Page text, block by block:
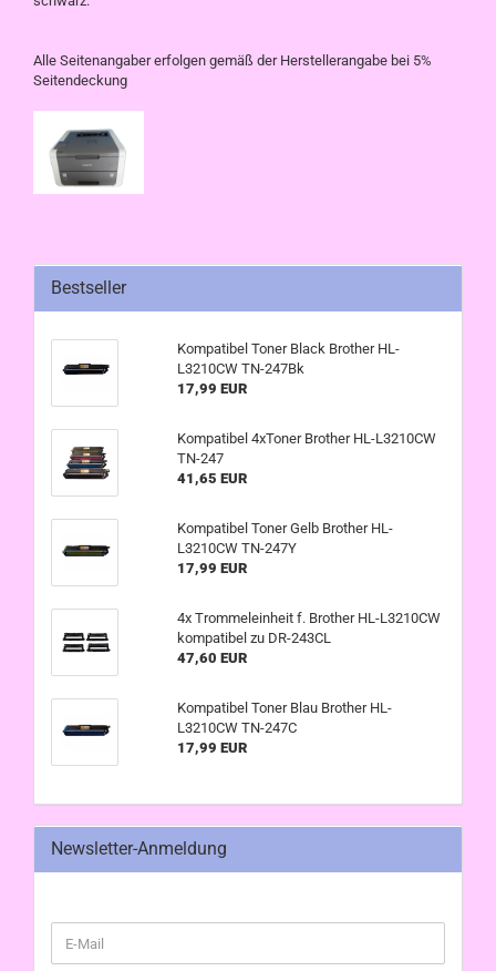
Alle Seitenangaber erfolgen gemäß der Herstellerangabe bei 5%
Seitendeckung
Bestseller
Kompatibel Toner Black Brother HL-
L3210CW TN-247Bk
17,99 EUR
Kompatibel 4xToner Brother HL-L3210CW
TN-247
41,65 EUR
Kompatibel Toner Gelb Brother HL-
L3210CW TN-247Y
17,99 EUR
4x Trommeleinheit f. Brother HL-L3210CW
kompatibel zu DR-243CL
47,60 EUR
Kompatibel Toner Blau Brother HL-
L3210CW TN-247C
17,99 EUR
Newsletter-Anmeldung
ZUR
E-
Mail